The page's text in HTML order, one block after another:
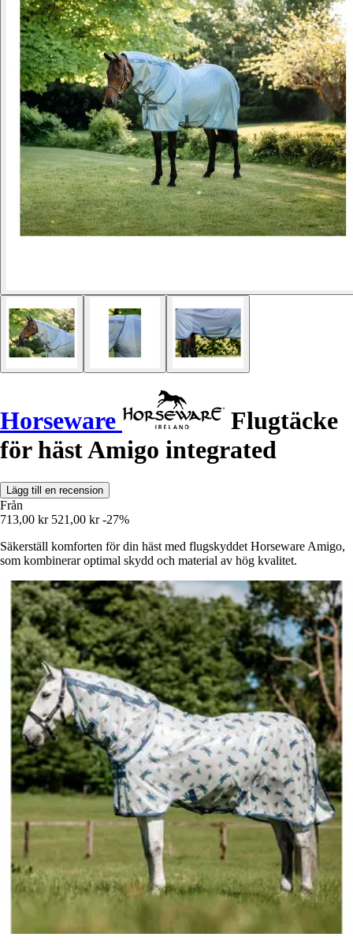
Horseware
Flugtäcke
för häst Amigo integrated
Lägg till en recension
Från
713,00 kr 521,00 kr -27%
Säkerställ komforten för din häst med flugskyddet Horseware Amigo,
som kombinerar optimal skydd och material av hög kvalitet.